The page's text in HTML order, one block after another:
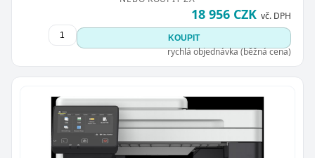
18 956 CZK vč. DPH
KOUPIT
rychlá objednávka (běžná cena)